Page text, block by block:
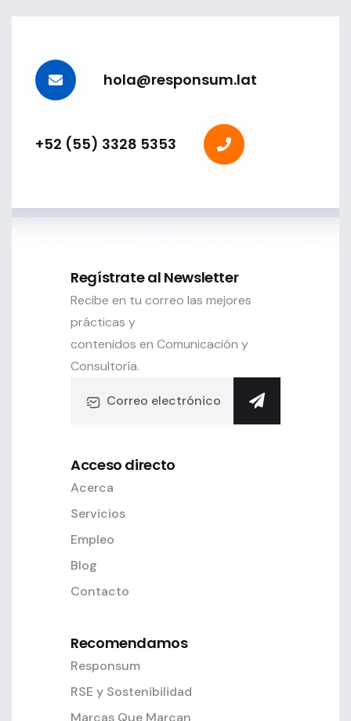
hola@responsum.lat
+52 (55) 3328 5353
Regístrate al Newsletter
Recibe en tu correo las mejores
prácticas y
contenidos en Comunicación y
Consultoría.
Acceso directo
Acerca
Servicios
Empleo
Blog
Contacto
Recomendamos
Responsum
RSE y Sostenibilidad
Marcas Que Marcan